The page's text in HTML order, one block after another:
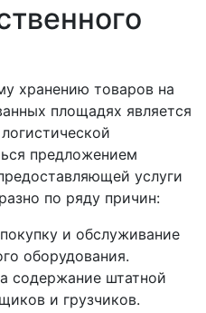
хранению товаров на
площадях является
предложением
услуги
по ряду причин:
и обслуживание
оборудования.
содержание штатной
и грузчиков.